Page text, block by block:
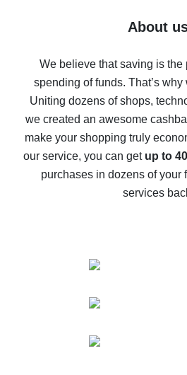
Five ways to get the most
back
10% cash back on
possible
The best cash back on
The best cash back service
compare
About
We believe that saving is the
spending of funds. That’s
Uniting dozens of shops,
we created an awesome
make your shopping truly
our service, you can get up to
purchases in dozens of your
services